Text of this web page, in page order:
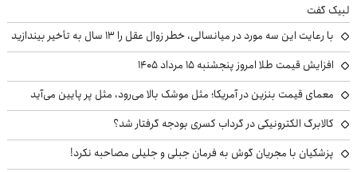
لبیک گفت
با رعایت این سه مورد در میانسالی، خطر زوال عقل را ۱۳ سال به تأخیر بیندازید
افزایش قیمت طلا امروز پنجشنبه ۱۵ مرداد ۱۴۰۵
معمای قیمت بنزین در آمریکا؛ مثل موشک بالا می‌رود، مثل پر پایین می‌آید
کالابرگ الکترونیکی در گرداب کسری بودجه گرفتار شد؟
پزشکیان با مجریان گوش به فرمان جبلی و جلیلی مصاحبه نکرد!